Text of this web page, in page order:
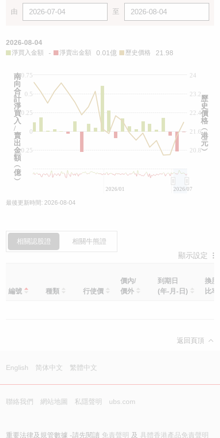
由 至
2026-08-04
淨買入金額 - 淨賣出金額 0.01億 歷史價格 21.98
0
-0.25
0.25
0.5
0.75 24
20.8
21.6
22.4
23.2
2026/01 2026/07
南
向
合
計
淨
買
入
/
賣
出
金
額
︵
億
︶
歷
史
價
格
︵
港
元
︶
最後更新時間: 2026-08-04
相關認股證 相關牛熊證
顯示設定
編號 種類 行使價
價內/
價外
到期日
(年-月-日)
換股
比率
返回頁頂
English 简体中文 繁體中文
聯絡我們 網站地圖 私隱聲明 ubs.com
重要法律及規管數據 -請先閱讀 免責聲明 及 具體香港產品免責聲明